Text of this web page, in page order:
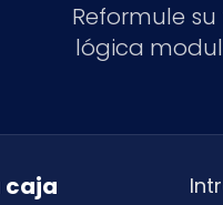
Reformule
lógica
caja